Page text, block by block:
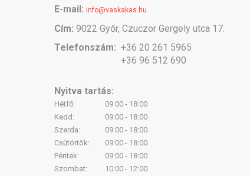
E-mail: info@vaskakas.hu
Cím: 9022 Győr, Czuczor Gergely utca 17.
Telefonszám: +36 20 261 5965
+36 96 512 690
Nyitva tartás:
Hétfő:
09:00 - 18:00
Kedd:
09:00 - 18:00
Szerda:
09:00 - 18:00
Csütörtök:
09:00 - 18:00
Péntek:
09:00 - 18:00
Szombat:
10:00 - 12:00